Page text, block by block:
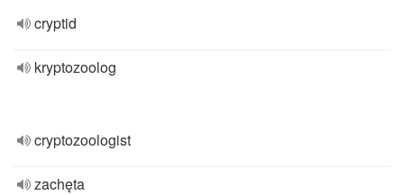
cryptid
kryptozoolog
cryptozoologist
zachęta